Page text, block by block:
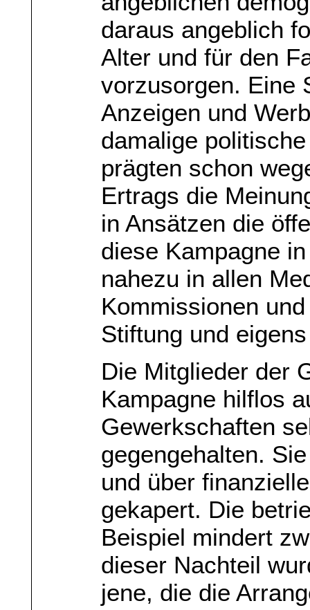
daraus angeblich
Alter und für den
vorzusorgen. Eine
Anzeigen und
damalige
prägten schon
Ertrags die
in Ansätzen die
diese Kampagne
nahezu in allen
Kommissionen
Stiftung und
Die Mitglieder der
Kampagne hilflos
Gewerkschaften
gegengehalten.
und über
gekapert. Die
Beispiel mindert
dieser Nachteil
jene, die die